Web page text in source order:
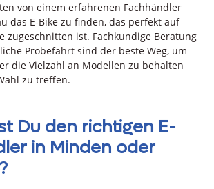
von einem erfahrenen Fachhändler
das E-Bike zu finden, das perfekt auf
zugeschnitten ist. Fachkundige Beratung
Probefahrt sind der beste Weg, um
die Vielzahl an Modellen zu behalten
zu treffen.
Du den richtigen E-
in Minden oder